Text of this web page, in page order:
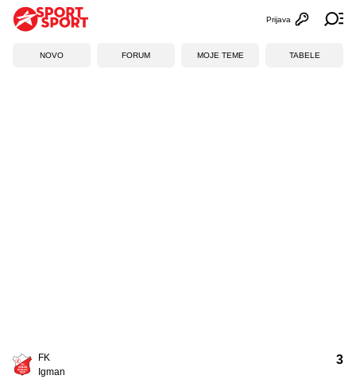
Otvori
Prijava
NOVO FORUM MOJE TEME TABELE
FK
Igman
3